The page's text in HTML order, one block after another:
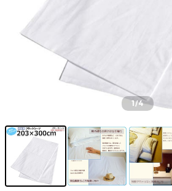
1/4